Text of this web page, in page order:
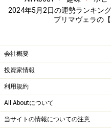
6位：やぎ座（12月
2024年5月2日の運勢ランキン
プリマヴェラの
会社概要
投資家情報
利用規約
All Aboutについて
当サイトの情報についての注意